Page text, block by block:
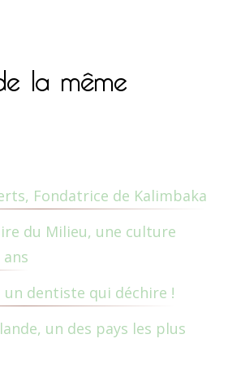
la même
Fondatrice de Kalimbaka
du Milieu, une culture
un dentiste qui déchire !
un des pays les plus